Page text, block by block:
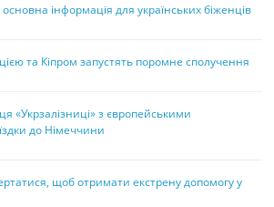
основна інформація для українських біженців
та Кіпром запустять поромне сполучення
«Укрзалізниці» з європейськими
до Німеччини
щоб отримати екстрену допомогу у